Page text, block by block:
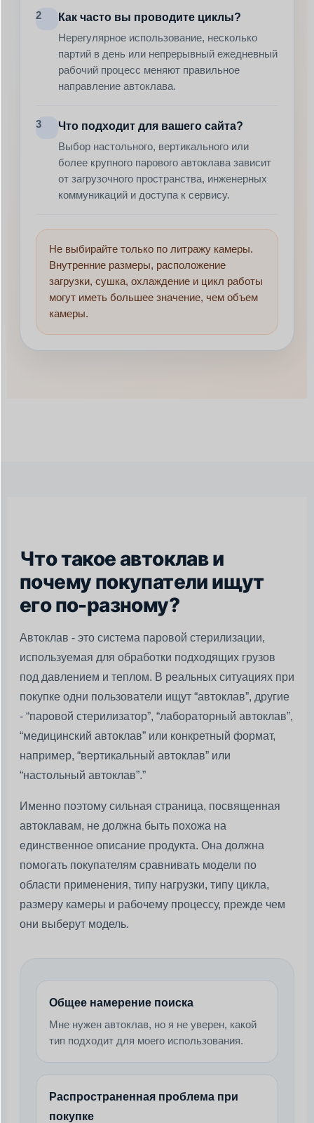
2 Как часто вы проводите циклы?
Нерегулярное использование, несколько
партий в день или непрерывный ежедневный
рабочий процесс меняют правильное
направление автоклава.
3 Что подходит для вашего сайта?
Выбор настольного, вертикального или
более крупного парового автоклава зависит
от загрузочного пространства, инженерных
коммуникаций и доступа к сервису.
Не выбирайте только по литражу камеры.
Внутренние размеры, расположение
загрузки, сушка, охлаждение и цикл работы
могут иметь большее значение, чем объем
камеры.
Что такое автоклав и
почему покупатели ищут
его по-разному?
Автоклав - это система паровой стерилизации,
используемая для обработки подходящих грузов
под давлением и теплом. В реальных ситуациях при
покупке одни пользователи ищут “автоклав”, другие
- “паровой стерилизатор”, “лабораторный автоклав”,
“медицинский автоклав” или конкретный формат,
например, “вертикальный автоклав” или
“настольный автоклав”.”
Именно поэтому сильная страница, посвященная
автоклавам, не должна быть похожа на
единственное описание продукта. Она должна
помогать покупателям сравнивать модели по
области применения, типу нагрузки, типу цикла,
размеру камеры и рабочему процессу, прежде чем
они выберут модель.
Общее намерение поиска
Мне нужен автоклав, но я не уверен, какой
тип подходит для моего использования.
Распространенная проблема при
покупке